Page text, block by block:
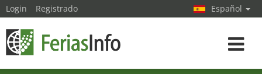
Login Registrado Español
toggle